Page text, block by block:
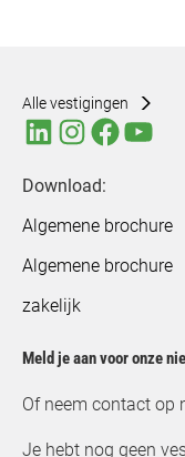
Alle vestigingen
Download:
Algemene brochure
Algemene brochure
zakelijk
Meld je aan voor onze
Of neem contact op
Je hebt nog geen